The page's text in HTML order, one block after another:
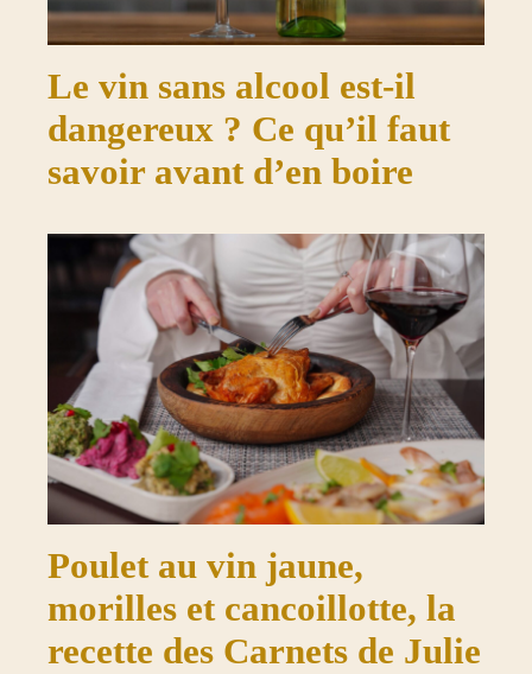
Le vin sans alcool est-il
dangereux ? Ce qu’il faut
savoir avant d’en boire
Poulet au vin jaune,
morilles et cancoillotte, la
recette des Carnets de Julie